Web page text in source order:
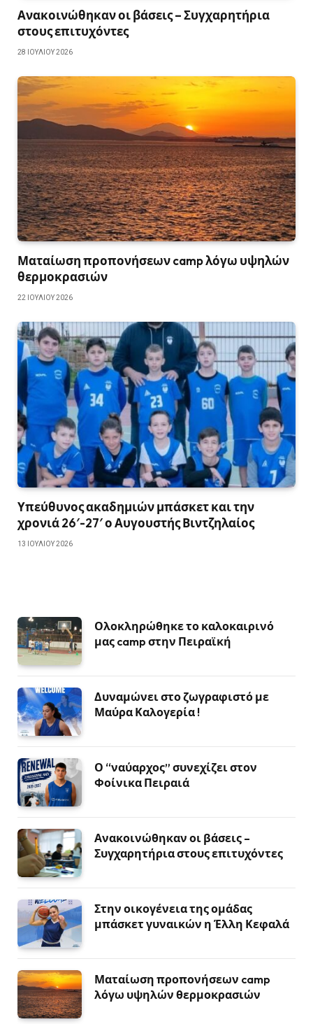
Ανακοινώθηκαν οι βάσεις – Συγχαρητήρια
στους επιτυχόντες
28 ΙΟΥΛΊΟΥ 2026
Ματαίωση προπονήσεων camp λόγω υψηλών
θερμοκρασιών
22 ΙΟΥΛΊΟΥ 2026
Υπεύθυνος ακαδημιών μπάσκετ και την
χρονιά 26′-27′ ο Αυγουστής Βιντζηλαίος
13 ΙΟΥΛΊΟΥ 2026
Ολοκληρώθηκε το καλοκαιρινό
μας camp στην Πειραϊκή
Δυναμώνει στο ζωγραφιστό με
Μαύρα Καλογερία !
Ο “ναύαρχος” συνεχίζει στον
Φοίνικα Πειραιά
Ανακοινώθηκαν οι βάσεις –
Συγχαρητήρια στους επιτυχόντες
Στην οικογένεια της ομάδας
μπάσκετ γυναικών η Έλλη Κεφαλά
Ματαίωση προπονήσεων camp
λόγω υψηλών θερμοκρασιών